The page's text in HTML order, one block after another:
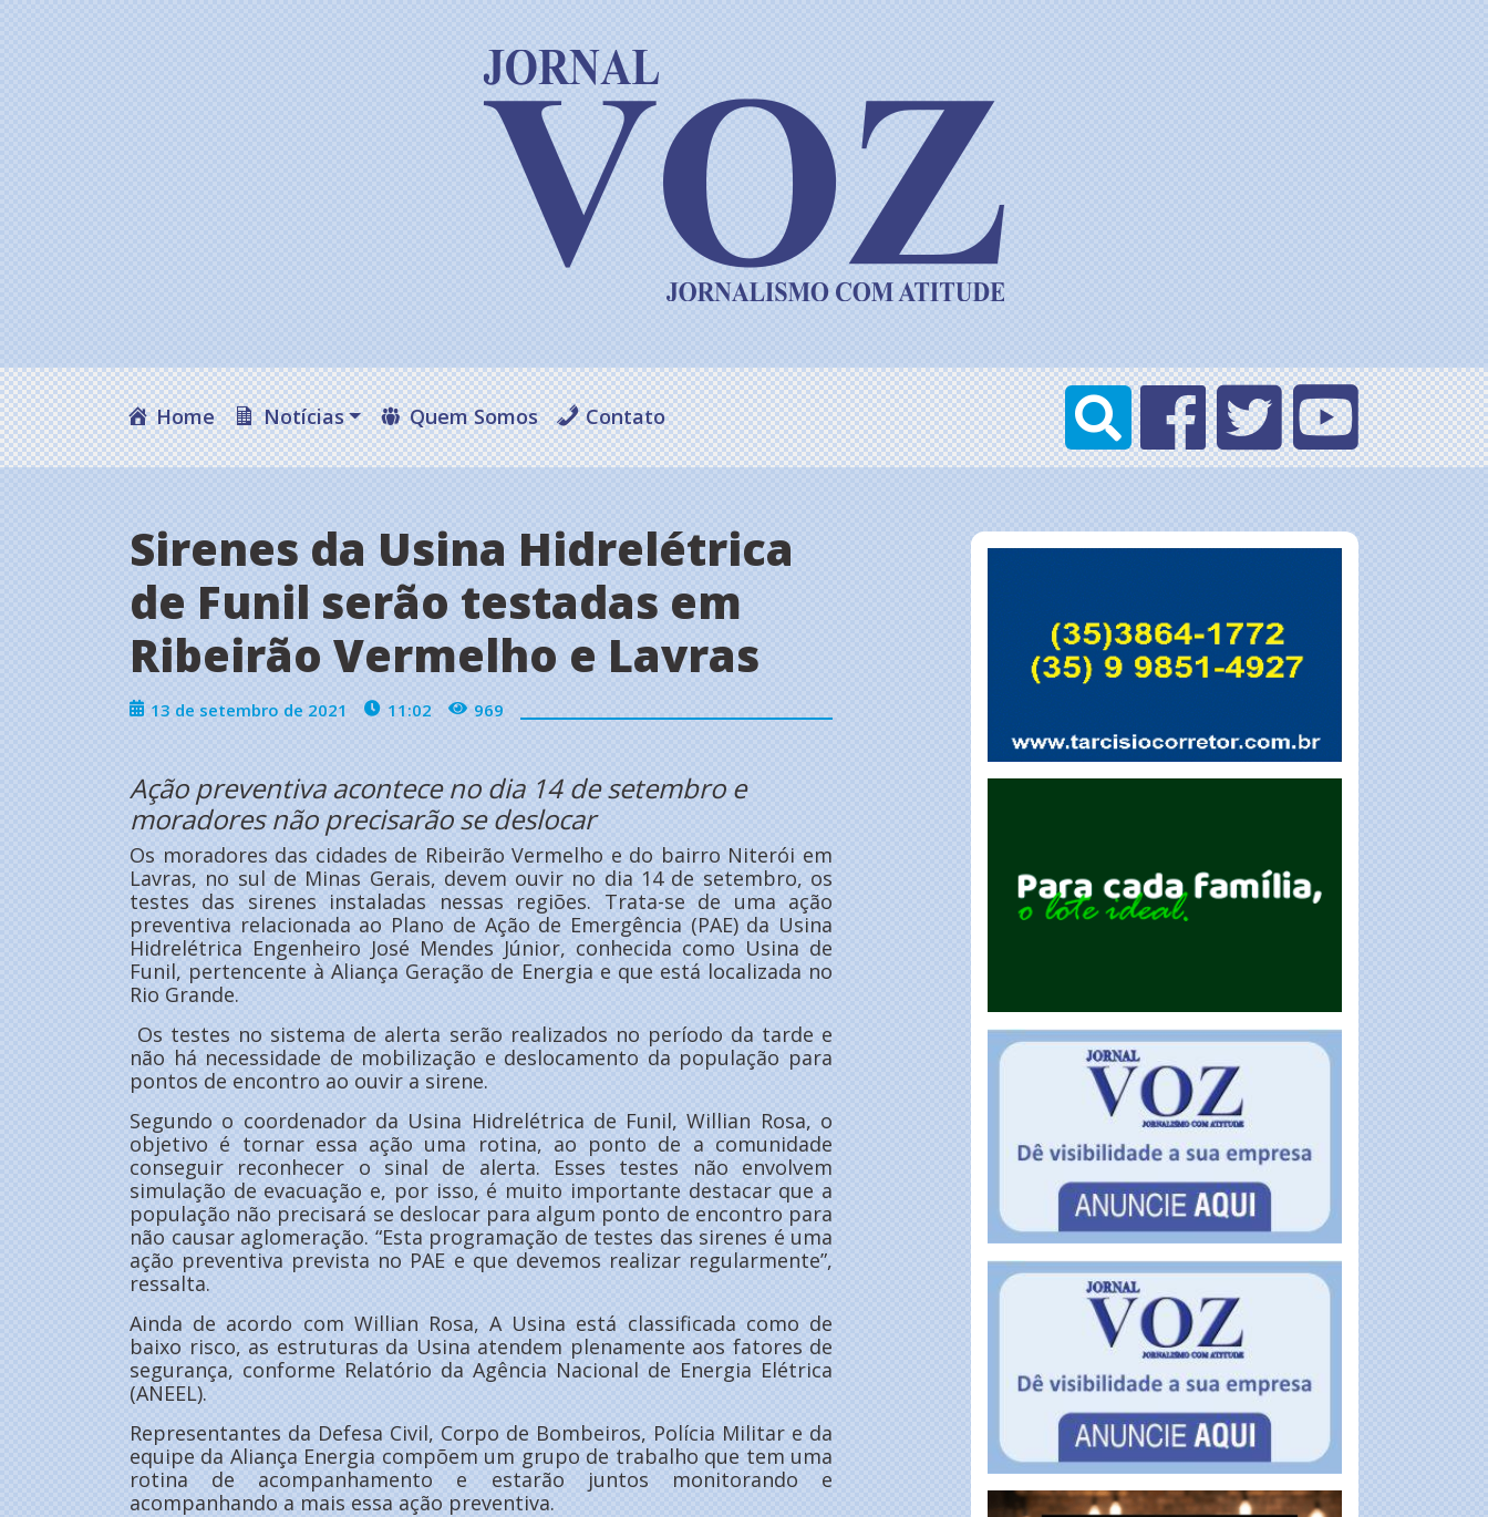
Home Notícias Quem Somos Contato
Sirenes da Usina Hidrelétrica
de Funil serão testadas em
Ribeirão Vermelho e Lavras
13 de setembro de 2021 11:02 969
Ação preventiva acontece no dia 14 de setembro e
moradores não precisarão se deslocar
Os moradores das cidades de Ribeirão Vermelho e do bairro Niterói em
Lavras, no sul de Minas Gerais, devem ouvir no dia 14 de setembro, os
testes das sirenes instaladas nessas regiões. Trata-se de uma ação
preventiva relacionada ao Plano de Ação de Emergência (PAE) da Usina
Hidrelétrica Engenheiro José Mendes Júnior, conhecida como Usina de
Funil, pertencente à Aliança Geração de Energia e que está localizada no
Rio Grande.
Os testes no sistema de alerta serão realizados no período da tarde e
não há necessidade de mobilização e deslocamento da população para
pontos de encontro ao ouvir a sirene.
Segundo o coordenador da Usina Hidrelétrica de Funil, Willian Rosa, o
objetivo é tornar essa ação uma rotina, ao ponto de a comunidade
conseguir reconhecer o sinal de alerta. Esses testes não envolvem
simulação de evacuação e, por isso, é muito importante destacar que a
população não precisará se deslocar para algum ponto de encontro para
não causar aglomeração. “Esta programação de testes das sirenes é uma
ação preventiva prevista no PAE e que devemos realizar regularmente”,
ressalta.
Ainda de acordo com Willian Rosa, A Usina está classificada como de
baixo risco, as estruturas da Usina atendem plenamente aos fatores de
segurança, conforme Relatório da Agência Nacional de Energia Elétrica
(ANEEL).
Representantes da Defesa Civil, Corpo de Bombeiros, Polícia Militar e da
equipe da Aliança Energia compõem um grupo de trabalho que tem uma
rotina de acompanhamento e estarão juntos monitorando e
acompanhando a mais essa ação preventiva.